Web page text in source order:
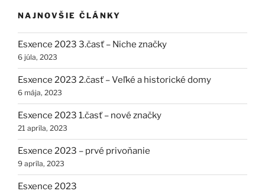
NAJNOVŠIE ČLÁNKY
Esxence 2023 3.časť – Niche značky
6 júla, 2023
Esxence 2023 2.časť – Veľké a historické domy
6 mája, 2023
Esxence 2023 1.časť – nové značky
21 apríla, 2023
Esxence 2023 – prvé privoňanie
9 apríla, 2023
Esxence 2023